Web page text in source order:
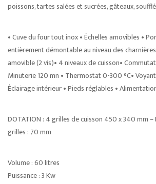
poissons, tartes salées et sucrées, gâteaux,
• Cuve du four tout inox • Échelles amovibles •
entièrement démontable au niveau des
amovible (2 vis)• 4 niveaux de cuisson•
Minuterie 120 mn • Thermostat 0-300 °C•
Éclairage intérieur • Pieds réglables •
DOTATION : 4 grilles de cuisson 450 x 340 mm –
grilles : 70 mm
Volume : 60 litres
Puissance : 3 Kw